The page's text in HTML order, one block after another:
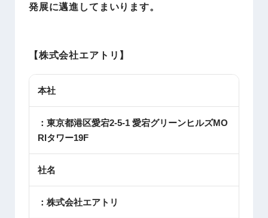
発展に邁進してまいります。
【株式会社エアトリ】
本社
：東京都港区愛宕2-5-1 愛宕グリーンヒルズMO
RIタワー19F
社名
：株式会社エアトリ